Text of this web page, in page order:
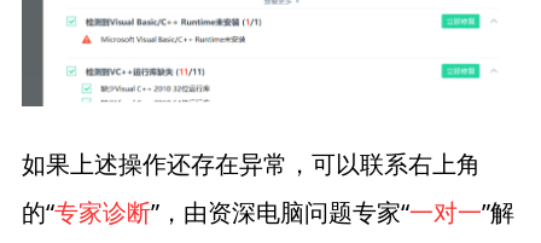
如果上述操作还存在异常，可以联系右上角
的“专家诊断”，由资深电脑问题专家“一对一”解